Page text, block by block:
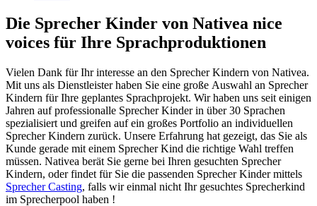
Die Sprecher Kinder von Nativea nice
voices für Ihre Sprachproduktionen
Vielen Dank für Ihr interesse an den Sprecher Kindern von Nativea.
Mit uns als Dienstleister haben Sie eine große Auswahl an Sprecher
Kindern für Ihre geplantes Sprachprojekt. Wir haben uns seit einigen
Jahren auf professionalle Sprecher Kinder in über 30 Sprachen
spezialisiert und greifen auf ein großes Portfolio an individuellen
Sprecher Kindern zurück. Unsere Erfahrung hat gezeigt, das Sie als
Kunde gerade mit einem Sprecher Kind die richtige Wahl treffen
müssen. Nativea berät Sie gerne bei Ihren gesuchten Sprecher
Kindern, oder findet für Sie die passenden Sprecher Kinder mittels
Sprecher Casting, falls wir einmal nicht Ihr gesuchtes Sprecherkind
im Sprecherpool haben !